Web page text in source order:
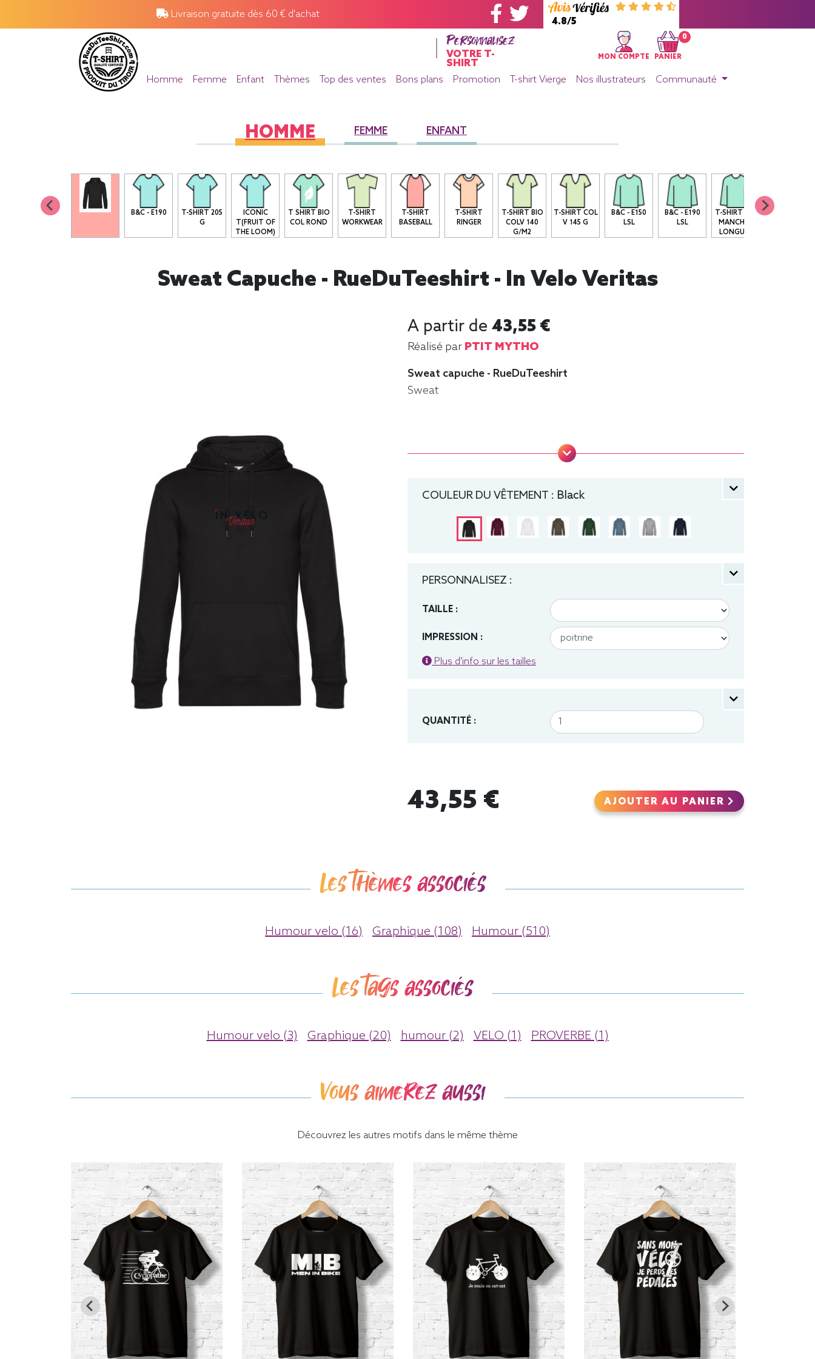
Livraison gratuite dès 60 € d'achat
4.8/5
Personnalisez
VOTRE T-
SHIRT
MON COMPTE
0
PANIER
Homme Femme Enfant Thèmes Top des ventes Bons plans Promotion T-shirt Vierge Nos illustrateurs Communauté
HOMME FEMME ENFANT
SG - MEN
B&C - E190
T-SHIRT 205
G
ICONIC
T(FRUIT OF
THE LOOM)
T SHIRT BIO
COL ROND
T-SHIRT
WORKWEAR
T-SHIRT
BASEBALL
T-SHIRT
RINGER
T-SHIRT BIO
COLV 140
G/M2
T-SHIRT COL
V 145 G
B&C - E150
LSL
B&C - E190
LSL
T-SHIRT BIO
MANCHES
LONGUES
BASEBALL
Sweat Capuche - RueDuTeeshirt - In Velo Veritas
A partir de 43,55 €
Réalisé par PTIT MYTHO
Sweat capuche - RueDuTeeshirt
Sweat
COULEUR DU VÊTEMENT : Black
PERSONNALISEZ :
TAILLE :
IMPRESSION :
Plus d'info sur les tailles
QUANTITÉ :
43,55 € AJOUTER AU PANIER
Les thèmes associés
Humour velo (16) Graphique (108) Humour (510)
Les tags associés
Humour velo (3) Graphique (20) humour (2) VELO (1) PROVERBE (1)
Vous aimerez aussi
Découvrez les autres motifs dans le même thème